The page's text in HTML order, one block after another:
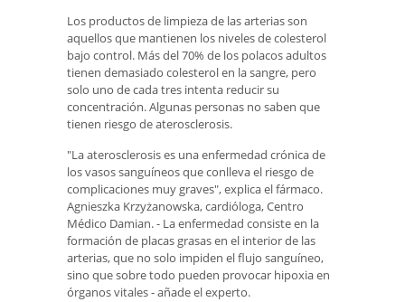
Los productos de limpieza de las arterias son
aquellos que mantienen los niveles de colesterol
bajo control. Más del 70% de los polacos adultos
tienen demasiado colesterol en la sangre, pero
solo uno de cada tres intenta reducir su
concentración. Algunas personas no saben que
tienen riesgo de aterosclerosis.
"La aterosclerosis es una enfermedad crónica de
los vasos sanguíneos que conlleva el riesgo de
complicaciones muy graves", explica el fármaco.
Agnieszka Krzyżanowska, cardióloga, Centro
Médico Damian. - La enfermedad consiste en la
formación de placas grasas en el interior de las
arterias, que no solo impiden el flujo sanguíneo,
sino que sobre todo pueden provocar hipoxia en
órganos vitales - añade el experto.